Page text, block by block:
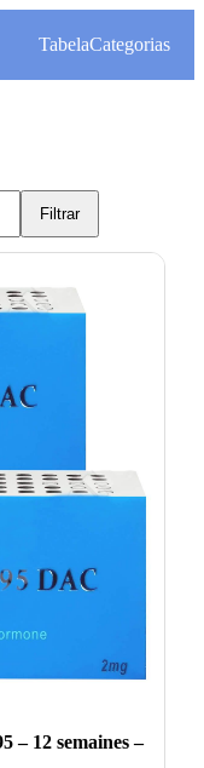
TabelaCategorias
Filtrar
– 12 semaines –